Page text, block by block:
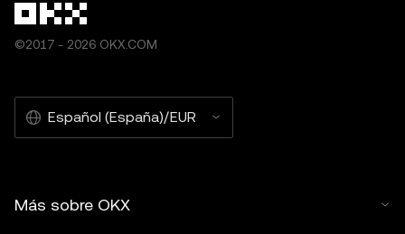
©2017 - 2026 OKX.COM
Español (España)/EUR
Más sobre OKX